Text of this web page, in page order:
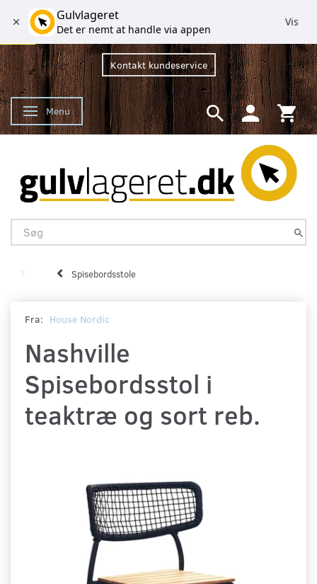
Kontakt kundeservice
Skifte navigation
Menu
Spisebordsstole
Fra: House Nordic
Nashville
Spisebordsstol i
teaktræ og sort reb.
Gulvlageret
Det er nemt at handle via appen
Vis